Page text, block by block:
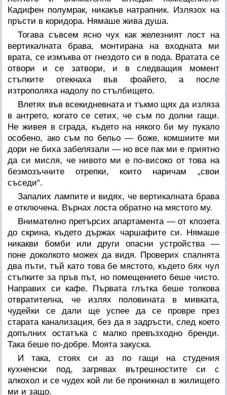
Кадифен полумрак, никакъв натрапник. Излязох на
пръсти в коридора. Нямаше жива душа.
Тогава съвсем ясно чух как железният лост на
вертикалната брава, монтирана на входната ми
врата, се измъква от гнездото си в пода. Вратата се
отвори и се затвори, и в следващия момент
стъпките отекнаха във фоайето, а после
изтрополяха надолу по стълбището.
Влетях във всекидневната и тъкмо щях да изляза
в антрето, когато се сетих, че съм по долни гащи.
Не живея в сграда, където на някого би му пукало
особено, ако съм по бельо — боже, комшиите ми
дори не биха забелязали — но все пак ми е приятно
да си мисля, че нивото ми е по-високо от това на
безмозъчните отрепки, които наричам „свои
съседи“.
Запалих лампите и видях, че вертикалната брава
е отключена. Върнах лоста обратно на мястото му.
Внимателно претърсих апартамента — от клозета
до скрина, където държах чаршафите си. Нямаше
никакви бомби или други опасни устройства —
поне доколкото можех да видя. Проверих спалнята
два пъти, тъй като това бе мястото, където бях чул
стъпките за пръв път, но помещението беше чисто.
Направих си кафе. Първата глътка беше толкова
отвратителна, че излях половината в мивката,
чудейки се дали ще успее да се провре през
старата канализация, без да я задръсти, след което
допълних остатъка с малко превъзходно бренди.
Така беше по-добре. Моята закуска.
И така, стоях си аз по гащи на студения
кухненски под, загрявах вътрешностите си с
алкохол и се чудех кой ли бе проникнал в жилището
ми и защо.